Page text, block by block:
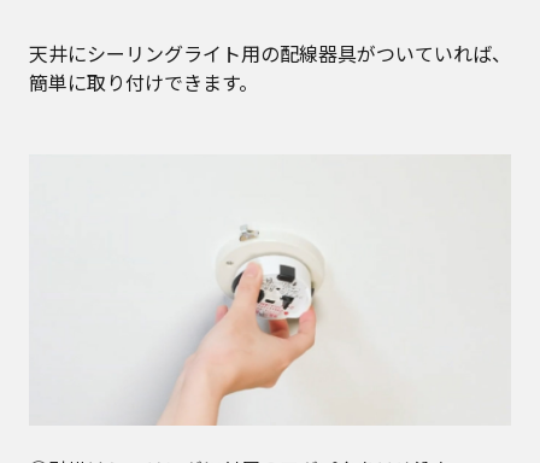
天井にシーリングライト用の配線器具がついていれば、
簡単に取り付けできます。